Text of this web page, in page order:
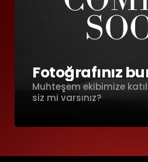
Fotoğrafınız
Muhteşem ekibimize
siz mi varsınız?